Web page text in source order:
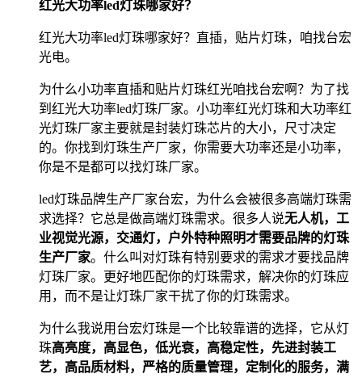
红光大功率led灯珠哪家好？
红光大功率led灯珠哪家好？直插，贴片灯珠，咱找台宏
光电。
为什么小功率直插和贴片灯珠红光咱找台宏啊？为了找
到红光大功率led灯珠厂家。小功率红光灯珠和大功率红
光灯珠厂家主要就是封装灯珠芯片的大小，尺寸决定
的。你找到灯珠生产厂家，你需要大功率还是小功率，
你是不是都可以找灯珠厂家。
led灯珠品牌生产厂家台宏，为什么会被很多高端灯珠需
求选择？它总是做高端灯珠需求。很多人说无人机，工
业视觉光源，交通灯，户外特种照明才需要品牌的灯珠
生产厂家。什么叫对灯珠有特别要求的需求才要找品牌
灯珠厂家。更好地匹配你的灯珠需求，解决你的灯珠应
用，而不是让灯珠厂家干扰了你的灯珠需求。
为什么我说用台宏灯珠是一个比较靠谱的选择，它从灯
珠高亮度，高显色，低光衰，高稳定性，先进封装工
艺，高品质材料，严格的质量管理，定制化的服务，满